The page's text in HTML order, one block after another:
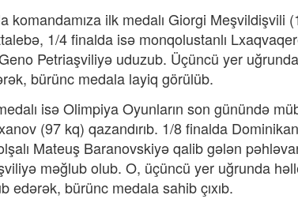
komandamıza ilk medalı Giorgi Meşvildişvili
1/4 finalda isə monqolustanlı
Petriaşviliyə uduzub. Üçüncü yer
bürünc medala layiq görülüb.
isə Olimpiya Oyunların son günündə
(97 kq) qazandırıb. 1/8 finalda
Mateuş Baranovskiyə qalib gələn
məğlub olub. O, üçüncü yer uğrunda
edərək, bürünc medala sahib çıxıb.